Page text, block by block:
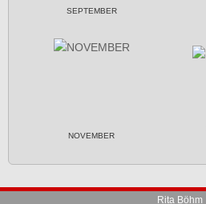
SEPTEMBER
NOVEMBER
Rita Böhm